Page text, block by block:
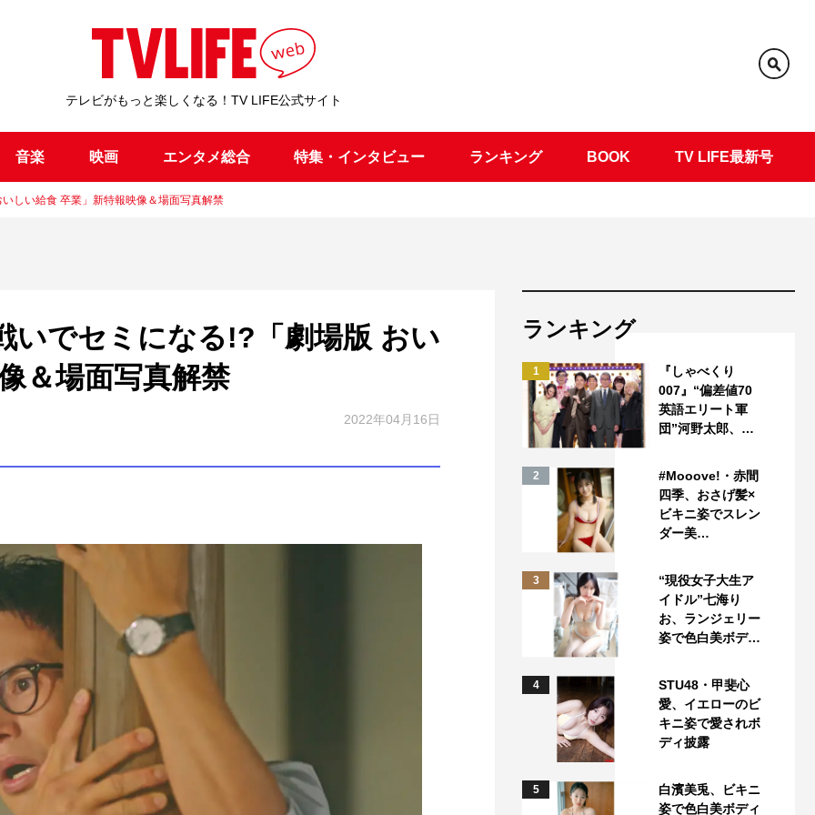
テレビがもっと楽しくなる！TV LIFE公式サイト
音楽 映画 エンタメ総合 特集・インタビュー ランキング BOOK TV LIFE最新号
しい給食 卒業」新特報映像＆場面写真解禁
いでセミになる!?「劇場版 おい
＆場面写真解禁
2022年04月16日
ランキング
1
『しゃべくり
007』“偏差値70
英語エリート軍
団”河野太郎、…
2
#Mooove!・赤間
四季、おさげ髪×
ビキニ姿でスレン
ダー美…
3
“現役女子大生ア
イドル”七海り
お、ランジェリー
姿で色白美ボデ…
4
STU48・甲斐心
愛、イエローのビ
キニ姿で愛されボ
ディ披露
5
白濱美兎、ビキニ
姿で色白美ボディ